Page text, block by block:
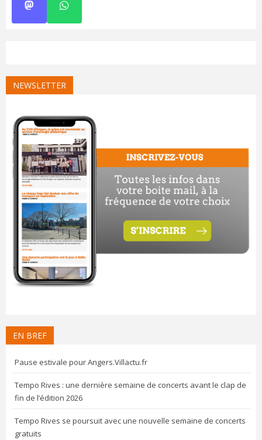
NEWSLETTER
EN BREF
Pause estivale pour Angers.Villactu.fr
Tempo Rives : une dernière semaine de concerts avant le clap de
fin de l’édition 2026
Tempo Rives se poursuit avec une nouvelle semaine de concerts
gratuits